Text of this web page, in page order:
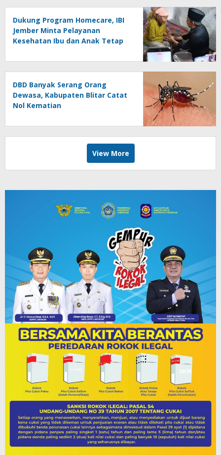
Dukung Program Homecare, IBI
Jember Minta Pelayanan
Kesehatan Ibu dan Anak Tetap
DBD Banyak Serang Orang
Dewasa, Kabupaten Blitar Catat
Nol Kematian
View More